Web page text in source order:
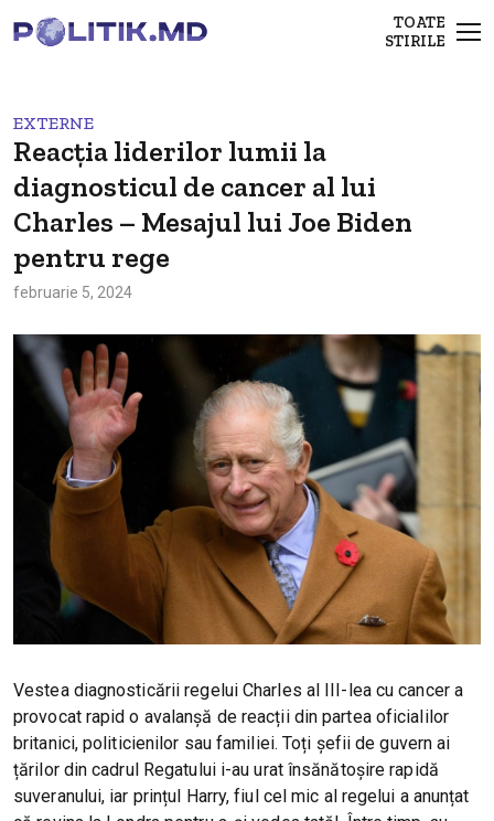
TOATE
STIRILE
EXTERNE
Reacția liderilor lumii la
diagnosticul de cancer al lui
Charles – Mesajul lui Joe Biden
pentru rege
februarie 5, 2024
Vestea diagnosticării regelui Charles al III-lea cu cancer a
provocat rapid o avalanșă de reacții din partea oficialilor
britanici, politicienilor sau familiei. Toți șefii de guvern ai
țărilor din cadrul Regatului i-au urat însănătoșire rapidă
suveranului, iar prințul Harry, fiul cel mic al regelui a anunțat